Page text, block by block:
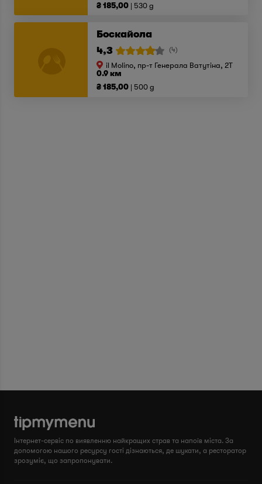
₴ 185,00
530 g
Боскайола
4,3
(4)
il Molino, пр-т Генерала Ватутіна, 2T
0.9 км
₴ 185,00
500 g
Інтернет-сервіс по виявленню найкращих страв та напоїв міста. За
допомогою нашого ресурсу гості дізнаються, де шукати, а ресторатор
зрозуміє, що запропонувати.